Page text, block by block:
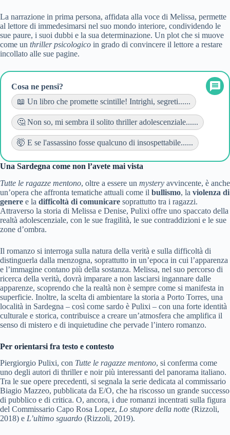
La narrazione in prima persona, affidata alla voce di Melissa, permette
al lettore di immedesimarsi nel suo mondo interiore, condividendo le
sue paure, i suoi dubbi e la sua determinazione. Un plot che si muove
come un thriller psicologico in grado di convincere il lettore a restare
incollato alle sue pagine.
Cosa ne pensi?
📖 Un libro che promette scintille! Intrighi, segreti......
🤔 Non so, mi sembra il solito thriller adolescenziale......
🤯 E se l'assassino fosse qualcuno di insospettabile......
Una Sardegna come non l’avete mai vista
Tutte le ragazze mentono, oltre a essere un mystery avvincente, è anche
un’opera che affronta tematiche attuali come il bullismo, la violenza di
genere e la difficoltà di comunicare soprattutto tra i ragazzi.
Attraverso la storia di Melissa e Denise, Pulixi offre uno spaccato della
realtà adolescenziale, con le sue fragilità, le sue contraddizioni e le sue
zone d’ombra.
Il romanzo si interroga sulla natura della verità e sulla difficoltà di
distinguerla dalla menzogna, soprattutto in un’epoca in cui l’apparenza
e l’immagine contano più della sostanza. Melissa, nel suo percorso di
ricerca della verità, dovrà imparare a non lasciarsi ingannare dalle
apparenze, scoprendo che la realtà non è sempre come si manifesta in
superficie. Inoltre, la scelta di ambientare la storia a Porto Torres, una
località in Sardegna – così come sardo è Pulixi – con una forte identità
culturale e storica, contribuisce a creare un’atmosfera che amplifica il
senso di mistero e di inquietudine che pervade l’intero romanzo.
Per orientarsi fra testo e contesto
Piergiorgio Pulixi, con Tutte le ragazze mentono, si conferma come
uno degli autori di thriller e noir più interessanti del panorama italiano.
Tra le sue opere precedenti, si segnala la serie dedicata al commissario
Biagio Mazzeo, pubblicata da E/O, che ha riscosso un grande successo
di pubblico e di critica. O, ancora, i due romanzi incentrati sulla figura
del Commissario Capo Rosa Lopez, Lo stupore della notte (Rizzoli,
2018) e L’ultimo sguardo (Rizzoli, 2019).